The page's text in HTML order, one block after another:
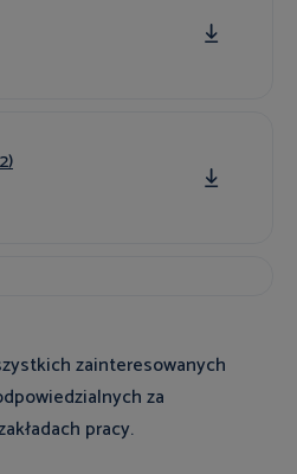
zainteresowanych
za
pracy.